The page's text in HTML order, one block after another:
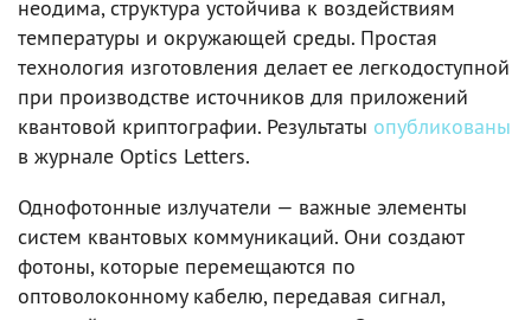
неодима, структура устойчива к воздействиям
температуры и окружающей среды. Простая
технология изготовления делает ее легкодоступной
при производстве источников для приложений
квантовой криптографии. Результаты опубликованы
в журнале Optics Letters.
Однофотонные излучатели — важные элементы
систем квантовых коммуникаций. Они создают
фотоны, которые перемещаются по
оптоволоконному кабелю, передавая сигнал,